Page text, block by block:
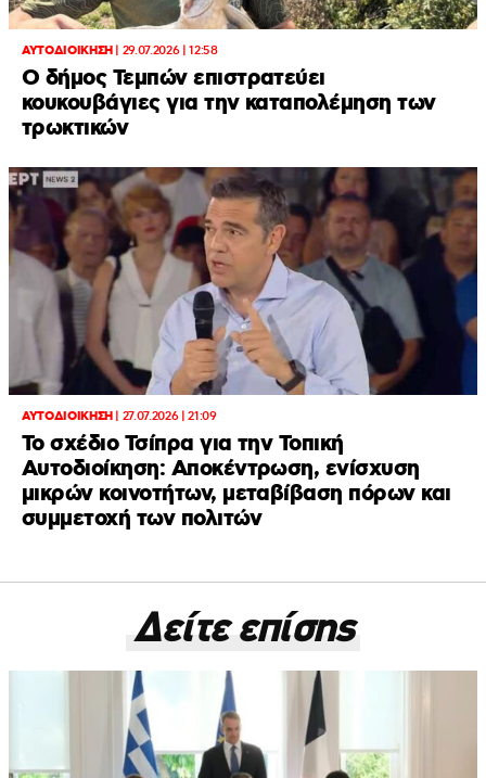
ΑΥΤΟΔΙΟΙΚΗΣΗ| 29.07.2026 | 12:58
O δήμος Τεμπών επιστρατεύει
κουκουβάγιες για την καταπολέμηση των
τρωκτικών
ΑΥΤΟΔΙΟΙΚΗΣΗ| 27.07.2026 | 21:09
Το σχέδιο Τσίπρα για την Τοπική
Αυτοδιοίκηση: Αποκέντρωση, ενίσχυση
μικρών κοινοτήτων, μεταβίβαση πόρων και
συμμετοχή των πολιτών
Δείτε επίσης